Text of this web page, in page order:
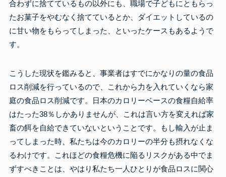
合わずに捨てているもの以外にも、職場で子どもにともらっ
たお菓子をやむなく捨てているとか、ダイエットしているの
に甘い物をもらってしまった、といったケースもあるようで
す。
こうした現状を鑑みると、事業者はすでにかなりの量の食品
ロス削減を行っているので、これから力を入れていくなら家
庭の食品ロス削減です。日本のカロリーベースの食糧自給率
はたった38％しかありませんが、これは言い方を変えれば家
畜の餌を自給できていないということです。もし輸入が止ま
ってしまった時、私たちは今のカロリーの半分も摂れなくな
るわけです。これほどの食糧危機に陥るリスクがある中でま
ずすべきことは、やはり私たち一人ひとりが食品ロスに関心